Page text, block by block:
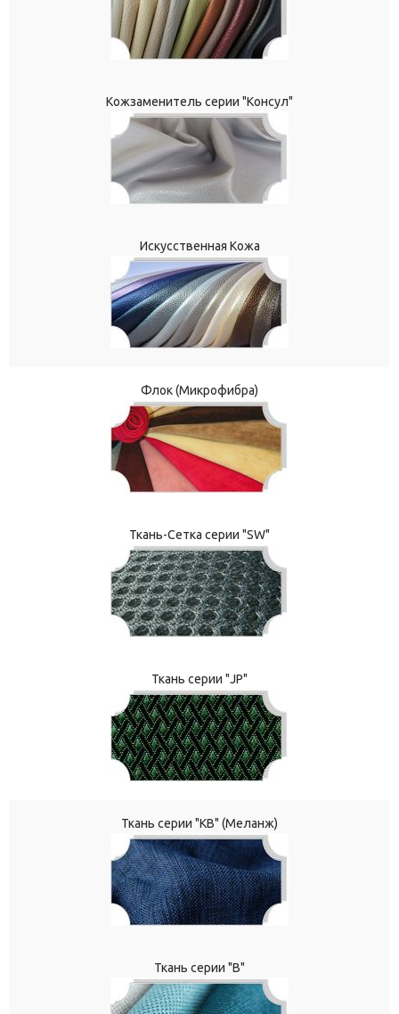
Кожзаменитель серии "Консул"
Искусственная Кожа
Флок (Микрофибра)
Ткань-Сетка серии "SW"
Ткань серии "JP"
Ткань серии "КВ" (Меланж)
Ткань серии "В"